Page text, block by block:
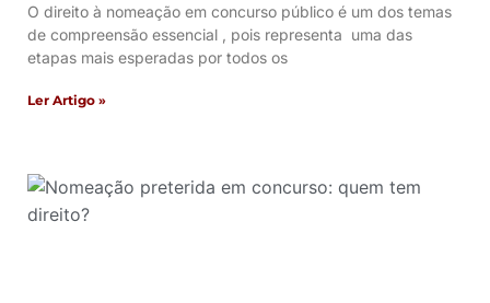
O direito à nomeação em concurso público é um dos temas
de compreensão essencial , pois representa uma das
etapas mais esperadas por todos os
Ler Artigo »